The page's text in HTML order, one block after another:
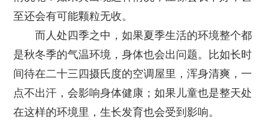
至还会有可能颗粒无收。
而人处四季之中，如果夏季生活的环境整个都
是秋冬季的气温环境，身体也会出问题。比如长时
间待在二十三四摄氏度的空调屋里，浑身清爽，一
点不出汗，会影响身体健康；如果儿童也是整天处
在这样的环境里，生长发育也会受到影响。